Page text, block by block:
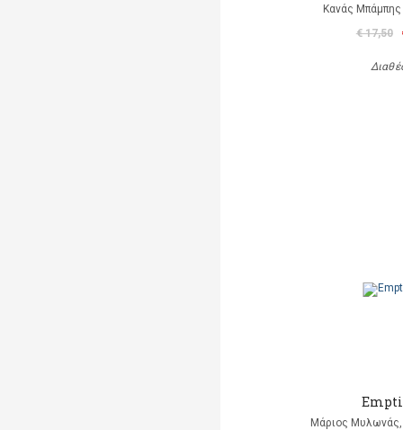
Κανάς
€ 17,50
Μάριος